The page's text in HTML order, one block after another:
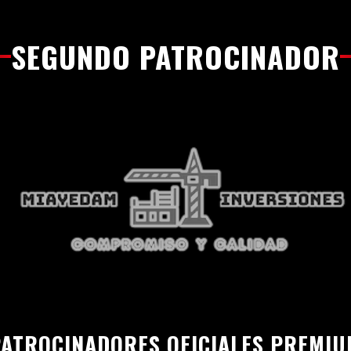
SEGUNDO PATROCINADOR
OFICIALES